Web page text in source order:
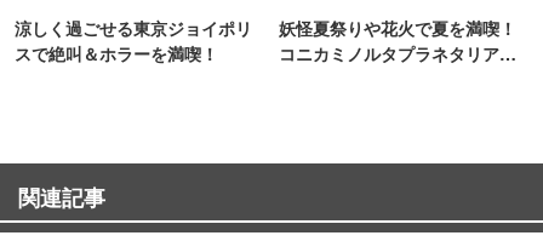
涼しく過ごせる東京ジョイポリ
スで絶叫＆ホラーを満喫！
妖怪夏祭りや花火で夏を満喫！
コニカミノルタプラネタリア
関連記事